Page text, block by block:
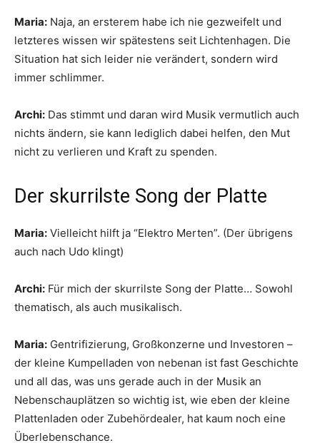
Maria: Naja, an ersterem habe ich nie gezweifelt und
letzteres wissen wir spätestens seit Lichtenhagen. Die
Situation hat sich leider nie verändert, sondern wird
immer schlimmer.
Archi: Das stimmt und daran wird Musik vermutlich auch
nichts ändern, sie kann lediglich dabei helfen, den Mut
nicht zu verlieren und Kraft zu spenden.
Der skurrilste Song der Platte
Maria: Vielleicht hilft ja “Elektro Merten”. (Der übrigens
auch nach Udo klingt)
Archi: Für mich der skurrilste Song der Platte… Sowohl
thematisch, als auch musikalisch.
Maria: Gentrifizierung, Großkonzerne und Investoren –
der kleine Kumpelladen von nebenan ist fast Geschichte
und all das, was uns gerade auch in der Musik an
Nebenschauplätzen so wichtig ist, wie eben der kleine
Plattenladen oder Zubehördealer, hat kaum noch eine
Überlebenschance.